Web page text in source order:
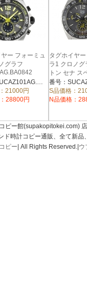
ー フォーミュ
グラフ
番号：SUCAZ101AG.BA0842
21000円
28800円
タグホイヤ
ラ1 クロノグ
トン セナ ス
ィション
S品価格：
N品価格：
ピー館(supakopitokei.com)
ド時計コピー通販、全て新
ピー | All Rights Reserved.| ウ